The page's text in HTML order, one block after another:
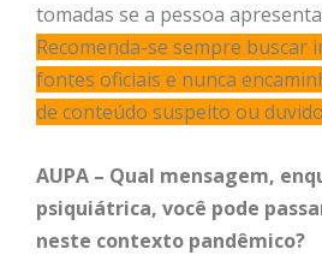
tomadas se a pessoa
Recomenda-se sempre buscar
fontes oficiais e nunca
de conteúdo suspeito ou
AUPA – Qual mensagem,
psiquiátrica, você pode
neste contexto pandêmico?